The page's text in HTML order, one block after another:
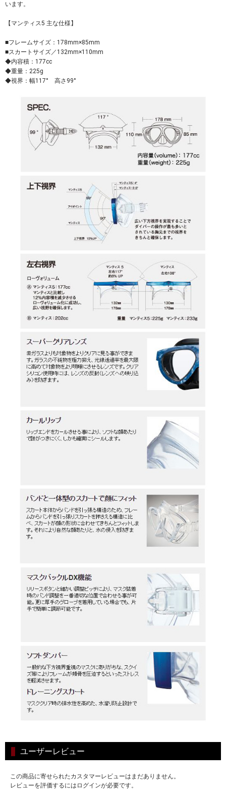
います。
【マンティス5 主な仕様】
■フレームサイズ：178mm×85mm
■スカートサイズ／132mm×110mm
◆内容積：177cc
◆重量：225g
◆視界：幅117° 高さ99°
ユーザーレビュー
この商品に寄せられたカスタマーレビューはまだありません。
レビューを評価するにはログインが必要です。